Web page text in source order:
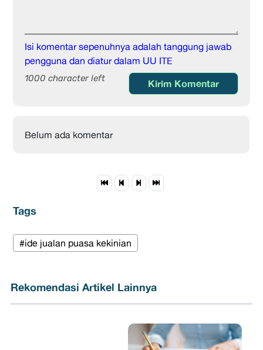
Isi komentar sepenuhnya adalah tanggung jawab
pengguna dan diatur dalam UU ITE
1000 character left Kirim Komentar
Belum ada komentar
Tags
#ide jualan puasa kekinian
Rekomendasi Artikel Lainnya